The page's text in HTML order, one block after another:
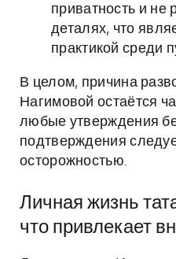
приватность и не
деталях, что
практикой среди
В целом, причина
Нагимовой остаётся
любые утверждения
подтверждения
осторожностью.
Личная жизнь
что привлекает